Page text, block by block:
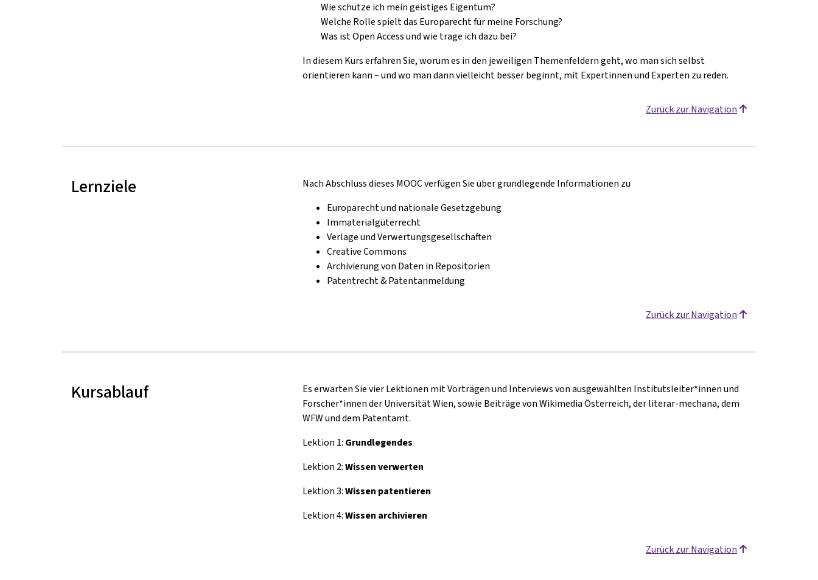
Wie schütze ich mein geistiges Eigentum?
Welche Rolle spielt das Europarecht für meine Forschung?
Was ist Open Access und wie trage ich dazu bei?
In diesem Kurs erfahren Sie, worum es in den jeweiligen Themenfeldern geht, wo man sich selbst
orientieren kann – und wo man dann vielleicht besser beginnt, mit Expertinnen und Experten zu reden.
Zurück zur Navigation
Lernziele
Nach Abschluss dieses MOOC verfügen Sie über grundlegende Informationen zu
Europarecht und nationale Gesetzgebung
Immaterialgüterrecht
Verlage und Verwertungsgesellschaften
Creative Commons
Archivierung von Daten in Repositorien
Patentrecht & Patentanmeldung
Zurück zur Navigation
Kursablauf
Es erwarten Sie vier Lektionen mit Vorträgen und Interviews von ausgewählten Institutsleiter*innen und
Forscher*innen der Universität Wien, sowie Beiträge von Wikimedia Österreich, der literar-mechana, dem
WFW und dem Patentamt.
Lektion 1: Grundlegendes
Lektion 2:Wissen verwerten
Lektion 3:Wissen patentieren
Lektion 4:Wissen archivieren
Zurück zur Navigation